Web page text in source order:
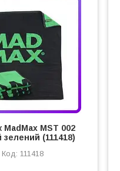
MadMax MST 002
зелений (111418)
111418